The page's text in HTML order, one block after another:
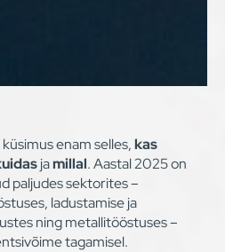
enam selles,kas
jamillal. Aastal 2025 on
paljudes sektorites –
ladustamise ja
ning metallitööstuses –
tagamisel.